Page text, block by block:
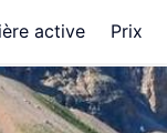
active Prix